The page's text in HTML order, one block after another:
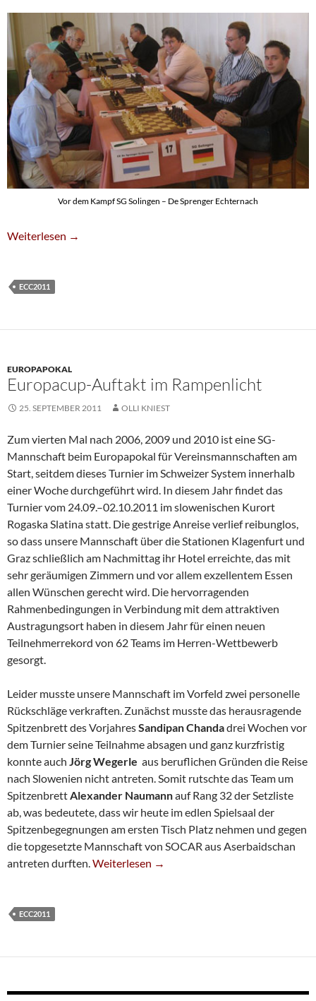
Vor dem Kampf SG Solingen – De Sprenger Echternach
Erster Sieg Gegen Echternach
Weiterlesen →
ECC2011
EUROPAPOKAL
Europacup-Auftakt im Rampenlicht
25. SEPTEMBER 2011 OLLI KNIEST
Zum vierten Mal nach 2006, 2009 und 2010 ist eine SG-
Mannschaft beim Europapokal für Vereinsmannschaften am
Start, seitdem dieses Turnier im Schweizer System innerhalb
einer Woche durchgeführt wird. In diesem Jahr findet das
Turnier vom 24.09.–02.10.2011 im slowenischen Kurort
Rogaska Slatina statt. Die gestrige Anreise verlief reibunglos,
so dass unsere Mannschaft über die Stationen Klagenfurt und
Graz schließlich am Nachmittag ihr Hotel erreichte, das mit
sehr geräumigen Zimmern und vor allem exzellentem Essen
allen Wünschen gerecht wird. Die hervorragenden
Rahmenbedingungen in Verbindung mit dem attraktiven
Austragungsort haben in diesem Jahr für einen neuen
Teilnehmerrekord von 62 Teams im Herren-Wettbewerb
gesorgt.
Leider musste unsere Mannschaft im Vorfeld zwei personelle
Rückschläge verkraften. Zunächst musste das herausragende
Spitzenbrett des VorjahresSandipan Chandadrei Wochen vor
dem Turnier seine Teilnahme absagen und ganz kurzfristig
konnte auch Jörg Wegerle aus beruflichen Gründen die Reise
nach Slowenien nicht antreten. Somit rutschte das Team um
SpitzenbrettAlexander Naumannauf Rang 32 der Setzliste
ab, was bedeutete, dass wir heute im edlen Spielsaal der
Spitzenbegegnungen am ersten Tisch Platz nehmen und gegen
die topgesetzte Mannschaft von SOCAR aus Aserbaidschan
antreten durften.Europacup-Auftakt Im Rampenlicht
Weiterlesen →
ECC2011